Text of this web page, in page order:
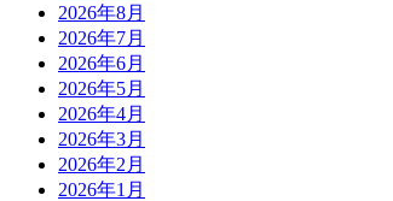
2026年8月
2026年7月
2026年6月
2026年5月
2026年4月
2026年3月
2026年2月
2026年1月